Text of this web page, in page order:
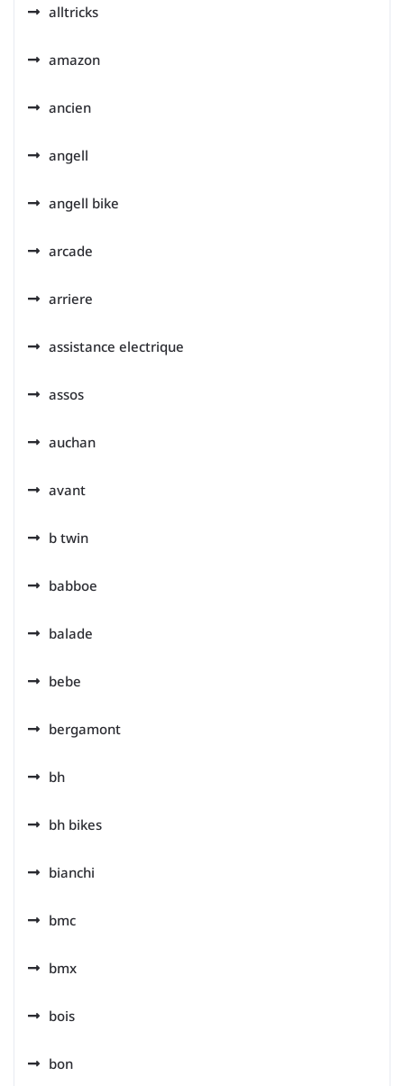
alltricks
amazon
ancien
angell
angell bike
arcade
arriere
assistance electrique
assos
auchan
avant
b twin
babboe
balade
bebe
bergamont
bh
bh bikes
bianchi
bmc
bmx
bois
bon